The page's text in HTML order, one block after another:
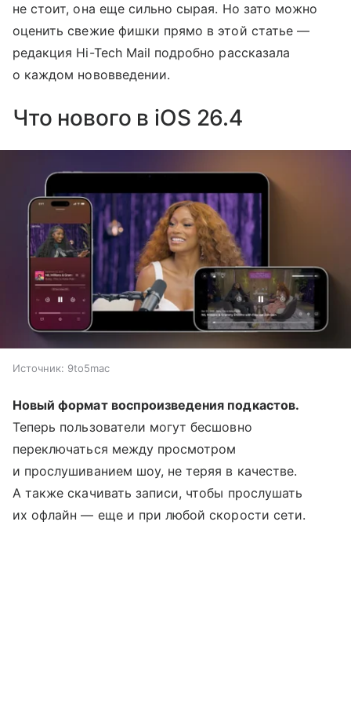
не стоит, она еще сильно сырая. Но зато можно
оценить свежие фишки прямо в этой статье —
редакция Hi-Tech Mail подробно рассказала
о каждом нововведении.
Что нового в iOS 26.4
Источник: 9to5mac
Новый формат воспроизведения подкастов.
Теперь пользователи могут бесшовно
переключаться между просмотром
и прослушиванием шоу, не теряя в качестве.
А также скачивать записи, чтобы прослушать
их офлайн — еще и при любой скорости сети.